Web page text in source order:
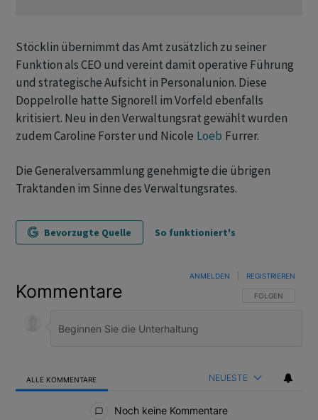
Stöcklin übernimmt das Amt zusätzlich zu seiner
Funktion als CEO und vereint damit operative Führung
und strategische Aufsicht in Personalunion. Diese
Doppelrolle hatte Signorell im Vorfeld ebenfalls
kritisiert. Neu in den Verwaltungsrat gewählt wurden
zudem Caroline Forster und Nicole Loeb Furrer.
Die Generalversammlung genehmigte die übrigen
Traktanden im Sinne des Verwaltungsrates.
Bevorzugte Quelle So funktioniert's
Kommentare FOLGE DIESER
FOLGEN
ANMELDEN REGISTRIEREN
ALLE KOMMENTARE NEUESTE
Noch keine Kommentare